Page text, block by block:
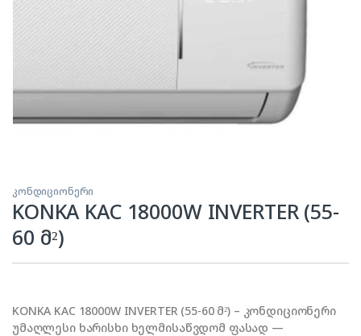
კონდიციონერი
KONKA KAC 18000W INVERTER (55-
60 მ²)
KONKA KAC 18000W INVERTER (55-60 მ²) – კონდიციონერი
უმაღლესი ხარისხი ხელმისაწვდომ ფასად —